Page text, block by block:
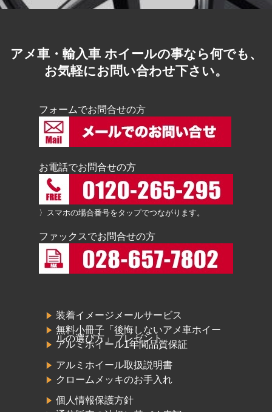
アメ車・輸入車 ホイールの事なら何でも、
お気軽にお問い合わせ下さい。
フォームでお問合せの方
お電話でお問合せの方
〉スマホの場合番号をタップでつながります。
ファックスでお問合せの方
装着イメージメールサービス
無料小冊子「後悔しないアメ車ホイー
ルの選び方」プレゼント
アルミホイール1年間品質保証
アルミホイール取扱説明書
クロームメッキのお手入れ
個人情報保護方針